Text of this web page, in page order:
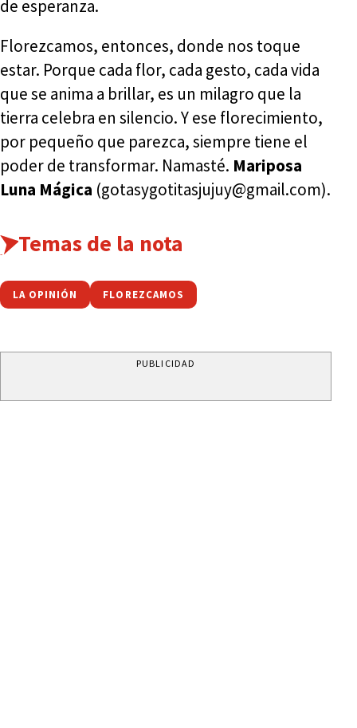
de esperanza.
Florezcamos, entonces, donde nos toque
estar. Porque cada flor, cada gesto, cada vida
que se anima a brillar, es un milagro que la
tierra celebra en silencio. Y ese florecimiento,
por pequeño que parezca, siempre tiene el
poder de transformar. Namasté. Mariposa
Luna Mágica (gotasygotitasjujuy@gmail.com).
Temas de la nota
LA OPINIÓN FLOREZCAMOS
PUBLICIDAD